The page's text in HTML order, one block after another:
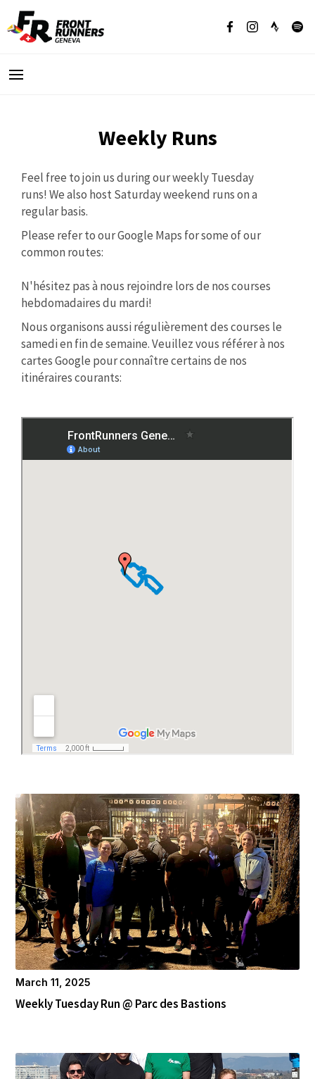
Weekly Runs
Feel free to join us during our weekly Tuesday
runs! We also host Saturday weekend runs on a
regular basis.
Please refer to our Google Maps for some of our
common routes:
N'hésitez pas à nous rejoindre lors de nos courses
hebdomadaires du mardi!
Nous organisons aussi régulièrement des courses le
samedi en fin de semaine. Veuillez vous référer à nos
cartes Google pour connaître certains de nos
itinéraires courants:
March 11, 2025
Weekly Tuesday Run @ Parc des Bastions